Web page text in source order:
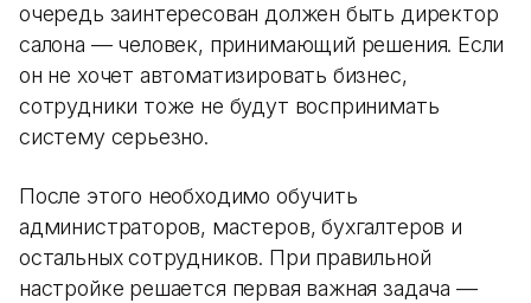
очередь заинтересован должен быть директор
салона — человек, принимающий решения. Если
он не хочет автоматизировать бизнес,
сотрудники тоже не будут воспринимать
систему серьезно.
После этого необходимо обучить
администраторов, мастеров, бухгалтеров и
остальных сотрудников. При правильной
настройке решается первая важная задача —